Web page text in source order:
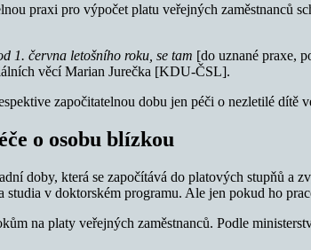
praxi pro výpočet platu veřejných zaměstnanců
1. června letošního roku, se tam [do uznané praxe,
věcí Marian Jurečka [KDU-ČSL].
započitatelnou dobu jen péči o nezletilé dítě
o osobu blízkou
doby, která se započítává do platových stupňů a
studia v doktorském programu. Ale jen pokud ho
na platy veřejných zaměstnanců. Podle